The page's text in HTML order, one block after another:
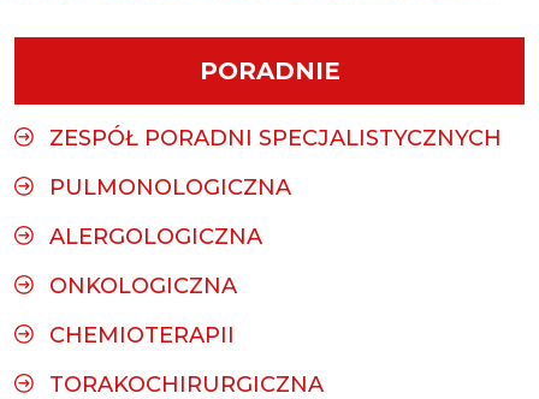
PORADNIE
ZESPÓŁ PORADNI SPECJALISTYCZNYCH
PULMONOLOGICZNA
ALERGOLOGICZNA
ONKOLOGICZNA
CHEMIOTERAPII
TORAKOCHIRURGICZNA